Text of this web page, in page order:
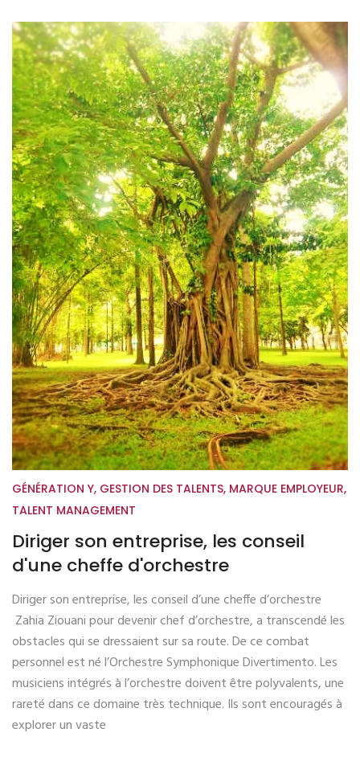
GÉNÉRATION Y, GESTION DES TALENTS, MARQUE EMPLOYEUR,
TALENT MANAGEMENT
Diriger son entreprise, les conseil
d'une cheffe d'orchestre
Diriger son entreprise, les conseil d’une cheffe d’orchestre
Zahia Ziouani pour devenir chef d’orchestre, a transcendé les
obstacles qui se dressaient sur sa route. De ce combat
personnel est né l’Orchestre Symphonique Divertimento. Les
musiciens intégrés à l’orchestre doivent être polyvalents, une
rareté dans ce domaine très technique. Ils sont encouragés à
explorer un vaste